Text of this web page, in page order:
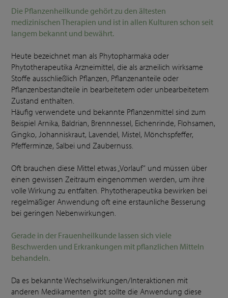
Die Pflanzenheilkunde gehört zu den ältesten
medizinischen Therapien und ist in allen Kulturen schon seit
langem bekannt und bewährt.
Heute bezeichnet man als Phytopharmaka oder
Phytotherapeutika Arzneimittel, die als arzneilich wirksame
Stoffe ausschließlich Pflanzen, Pflanzenanteile oder
Pflanzenbestandteile in bearbeitetem oder unbearbeitetem
Zustand enthalten.
Häufig verwendete und bekannte Pflanzenmittel sind zum
Beispiel Arnika, Baldrian, Brennnessel, Eichenrinde, Flohsamen,
Gingko, Johanniskraut, Lavendel, Mistel, Mönchspfeffer,
Pfefferminze, Salbei und Zaubernuss.
Oft brauchen diese Mittel etwas „Vorlauf“ und müssen über
einen gewissen Zeitraum eingenommen werden, um ihre
volle Wirkung zu entfalten. Phytotherapeutika bewirken bei
regelmäßiger Anwendung oft eine erstaunliche Besserung
bei geringen Nebenwirkungen.
Gerade in der Frauenheilkunde lassen sich viele
Beschwerden und Erkrankungen mit pflanzlichen Mitteln
behandeln.
Da es bekannte Wechselwirkungen/Interaktionen mit
anderen Medikamenten gibt sollte die Anwendung diese